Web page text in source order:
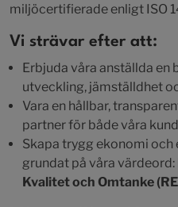
miljöcertifierade enligt ISO
Vi strävar efter att:
Erbjuda våra anställda en
utveckling, jämställdhet
Vara en hållbar,
partner för både våra
Skapa trygg ekonomi
grundat på våra värdeord:
Kvalitet och Omtanke